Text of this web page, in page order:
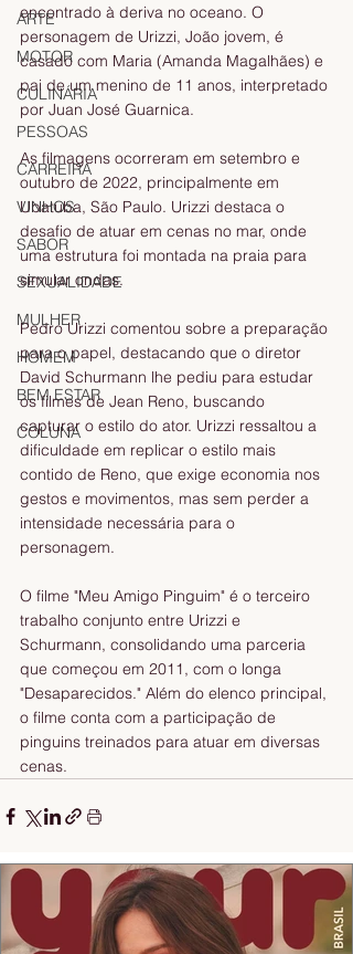
ARTE
MOTOR
CULINÁRIA
PESSOAS
CARREIRA
VINHOS
SABOR
SEXUALIDADE
MULHER
HOMEM
BEM ESTAR
COLUNA
encontrado à deriva no oceano. O
personagem de Urizzi, João jovem, é
casado com Maria (Amanda Magalhães) e
pai de um menino de 11 anos, interpretado
por Juan José Guarnica.
As filmagens ocorreram em setembro e
outubro de 2022, principalmente em
Ubatuba, São Paulo. Urizzi destaca o
desafio de atuar em cenas no mar, onde
uma estrutura foi montada na praia para
simular ondas.
Pedro Urizzi comentou sobre a preparação
para o papel, destacando que o diretor
David Schurmann lhe pediu para estudar
os filmes de Jean Reno, buscando
capturar o estilo do ator. Urizzi ressaltou a
dificuldade em replicar o estilo mais
contido de Reno, que exige economia nos
gestos e movimentos, mas sem perder a
intensidade necessária para o
personagem.
O filme "Meu Amigo Pinguim" é o terceiro
trabalho conjunto entre Urizzi e
Schurmann, consolidando uma parceria
que começou em 2011, com o longa
"Desaparecidos." Além do elenco principal,
o filme conta com a participação de
pinguins treinados para atuar em diversas
cenas.